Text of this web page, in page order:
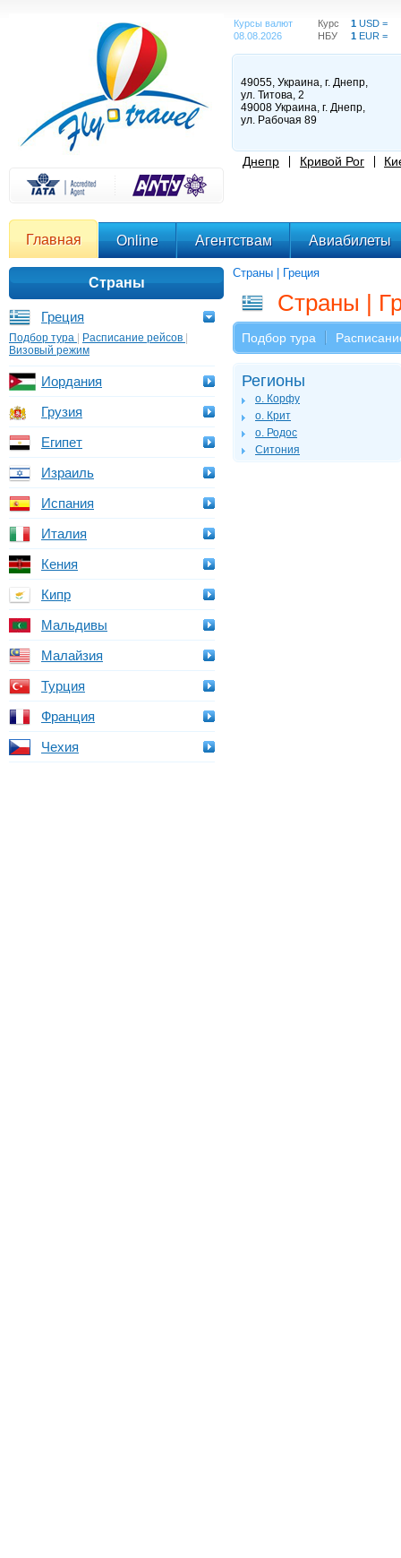
Курсы валют
08.08.2026
Курс
НБУ
1 USD =
1 EUR =
49055, Украина, г. Днепр,
ул. Титова, 2
49008 Украина, г. Днепр,
ул. Рабочая 89
Днепр Кривой Рог
Главная Online Агентствам Авиабилеты
Страны
Греция
Подбор тура Расписание рейсов
Визовый режим
Иордания
Грузия
Египет
Израиль
Испания
Италия
Кения
Кипр
Мальдивы
Малайзия
Турция
Франция
Чехия
Страны | Греция
Страны |
Подбор тура
Регионы
о. Корфу
о. Крит
о. Родос
Ситония